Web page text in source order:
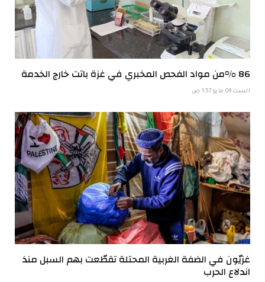
86 %من مواد الفحص المخبري في غزة باتت خارج الخدمة
السبت 09 مايو 1:57 ص
غزيّون في الضفة الغربية المحتلة تقطّعت بهم السبل منذ
اندلاع الحرب